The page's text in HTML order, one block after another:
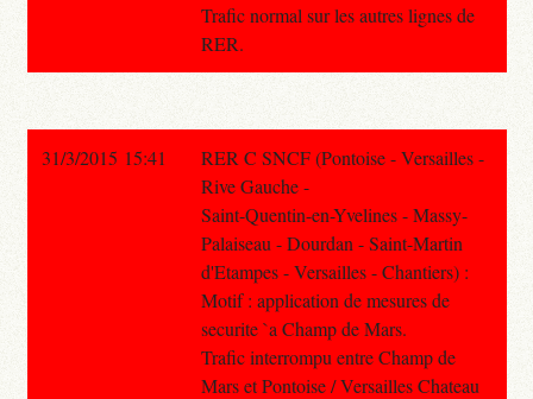
Trafic normal sur les autres lignes de
RER.
31/3/2015 15:41
RER C SNCF (Pontoise - Versailles -
Rive Gauche -
Saint-Quentin-en-Yvelines - Massy-
Palaiseau - Dourdan - Saint-Martin
d'Etampes - Versailles - Chantiers) :
Motif : application de mesures de
securite `a Champ de Mars.
Trafic interrompu entre Champ de
Mars et Pontoise / Versailles Chateau